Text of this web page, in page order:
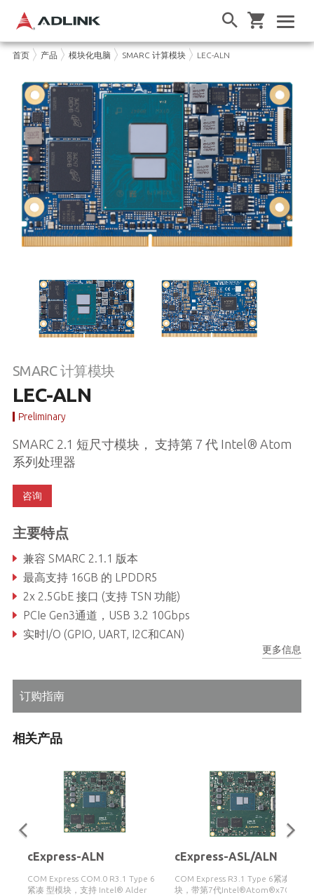
首页 产品 模块化电脑 SMARC 计算模块 LEC-ALN
SMARC 计算模块
LEC-ALN
Preliminary
SMARC 2.1 短尺寸模块， 支持第 7 代 Intel® Atom
系列处理器
咨询
主要特点
兼容 SMARC 2.1.1 版本
最高支持 16GB 的 LPDDR5
2x 2.5GbE 接口 (支持 TSN 功能)
PCIe Gen3通道，USB 3.2 10Gbps
实时I/O (GPIO, UART, I2C和CAN)
更多信息
订购指南
相关产品
cExpress-ALN
COM Express COM.0 R3.1 Type 6
紧凑 型模块，支持 Intel® Alder
cExpress-ASL/ALN
COM Express R3.1 Type 6紧凑型模
块，带第7代Intel®Atom®x7000RE